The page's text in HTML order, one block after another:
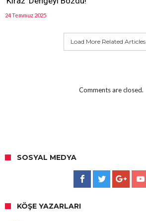
24 Temmuz 2025
Load More Related Articles
Comments are closed.
SOSYAL MEDYA
KÖŞE YAZARLARI